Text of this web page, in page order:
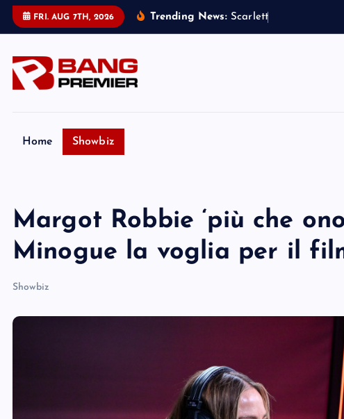
FRI. AUG 7TH, 2026 Trending News: Scar ett
Home Showbiz
Margot Robbie ‘più che
Minogue la voglia per il
Showbiz